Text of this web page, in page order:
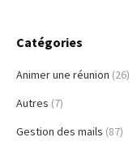
Catégories
Animer une réunion (26)
Autres (7)
Gestion des mails (87)